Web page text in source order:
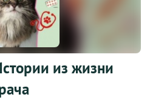
из жизни